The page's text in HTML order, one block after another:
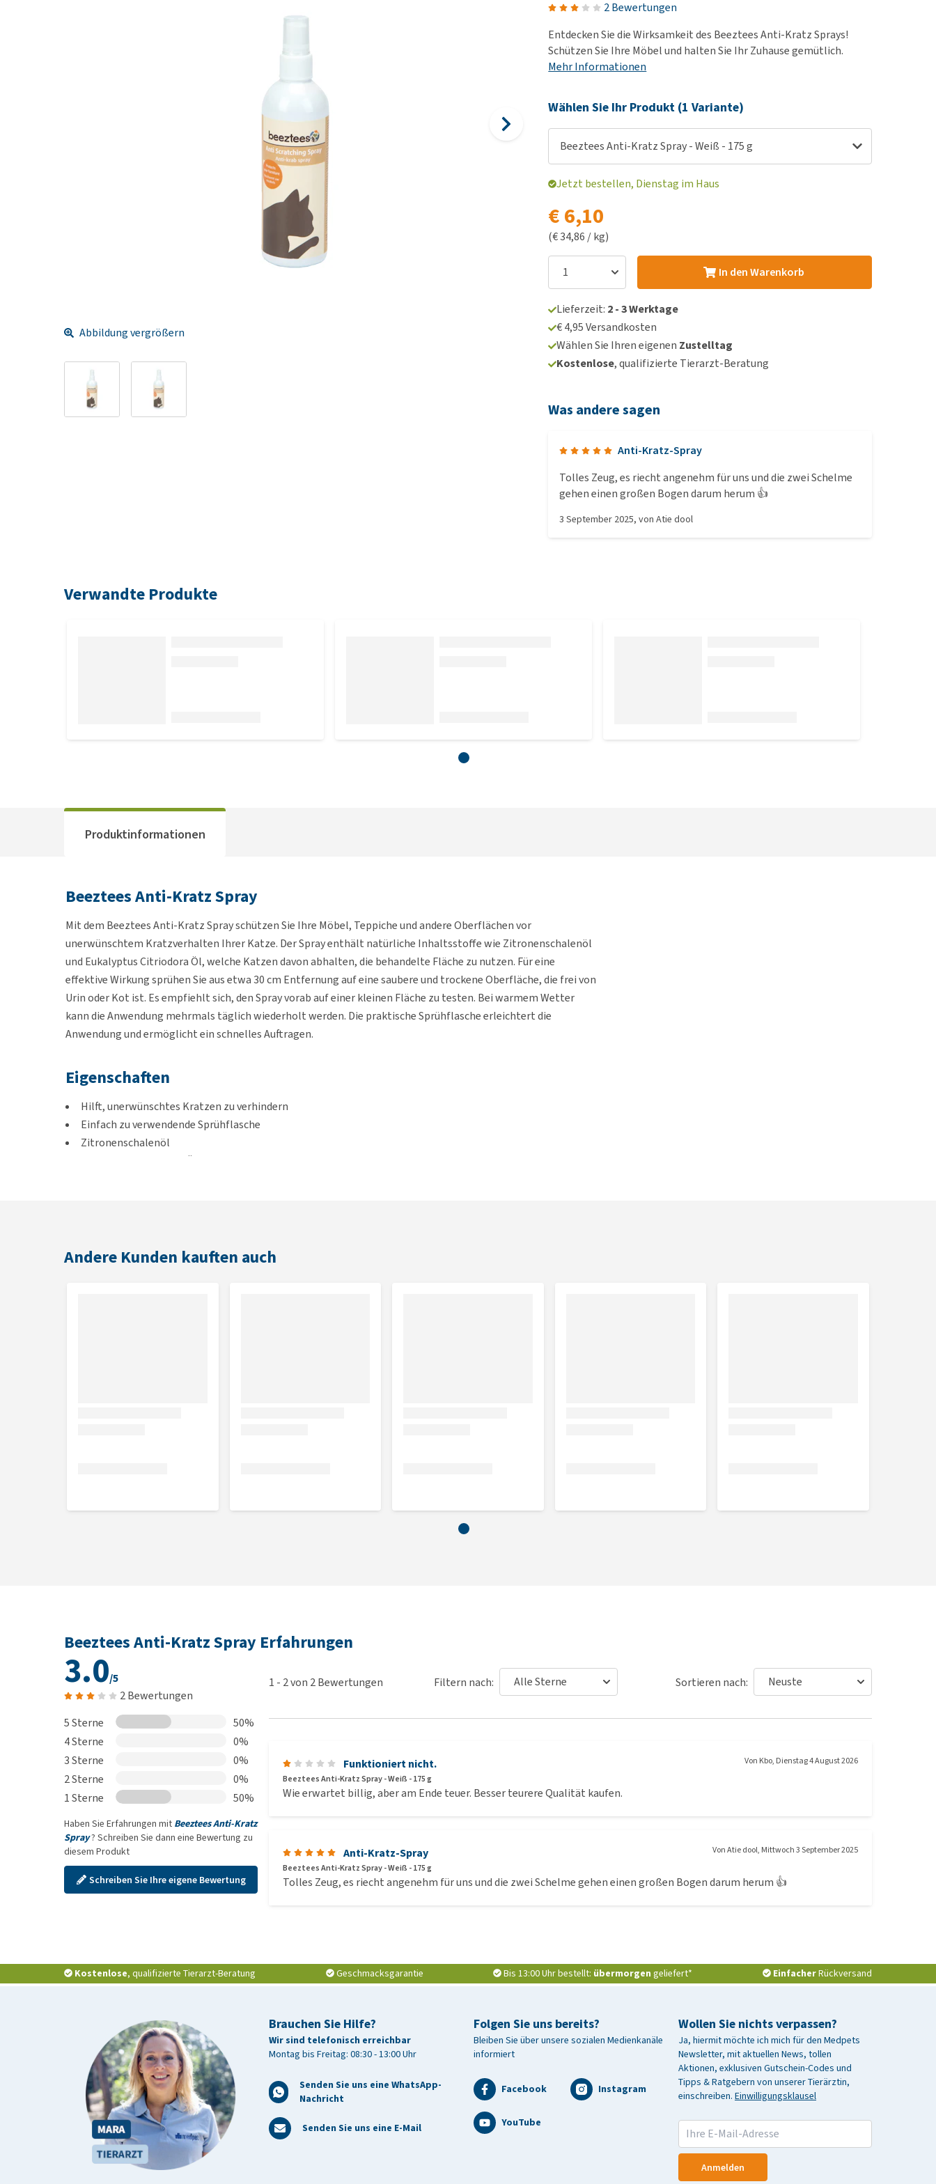
Alles ansehen
Alles ansehen
Harn-, Nieren- und
Haut-/Fellprobleme und
Juckreiz
Alles ansehen
2 Bewertungen
Entdecken Sie die Wirksamkeit des Beeztees Anti-Kratz Sprays!
Schützen Sie Ihre Möbel und halten Sie Ihr Zuhause gemütlich.
Mehr Informationen
Abbildung vergrößern
Wählen Sie Ihr Produkt (1 Variante)
Beeztees Anti-Kratz Spray - Weiß - 175 g
Jetzt bestellen, Dienstag im Haus
€ 6,10
(€ 34,86 / kg)
In den Warenkorb
Lieferzeit: 2 - 3 Werktage
€ 4,95 Versandkosten
Wählen Sie Ihren eigenen Zustelltag
Kostenlose, qualifizierte Tierarzt-Beratung
Was andere sagen
Anti-Kratz-Spray
Tolles Zeug, es riecht angenehm für uns und die zwei Schelme
gehen einen großen Bogen darum herum 👍
3 September 2025, vonAtie dool
Verwandte Produkte
Produktinformationen
Beeztees Anti-Kratz Spray
Mit dem Beeztees Anti-Kratz Spray schützen Sie Ihre Möbel, Teppiche und andere Oberflächen vor
unerwünschtem Kratzverhalten Ihrer Katze. Der Spray enthält natürliche Inhaltsstoffe wie Zitronenschalenöl
und Eukalyptus Citriodora Öl, welche Katzen davon abhalten, die behandelte Fläche zu nutzen. Für eine
effektive Wirkung sprühen Sie aus etwa 30 cm Entfernung auf eine saubere und trockene Oberfläche, die frei von
Urin oder Kot ist. Es empfiehlt sich, den Spray vorab auf einer kleinen Fläche zu testen. Bei warmem Wetter
kann die Anwendung mehrmals täglich wiederholt werden. Die praktische Sprühflasche erleichtert die
Anwendung und ermöglicht ein schnelles Auftragen.
Eigenschaften
Hilft, unerwünschtes Kratzen zu verhindern
Einfach zu verwendende Sprühflasche
Zitronenschalenöl
Eukalyptus Citriodora Öl
Andere Kunden kauften auch
Beeztees Anti-Kratz Spray Erfahrungen
3.0/5
2 Bewertungen
5 Sterne
50%
4 Sterne
0%
3 Sterne
0%
2 Sterne
0%
1 Sterne
50%
Haben Sie Erfahrungen mit Beeztees Anti-Kratz
Spray? Schreiben Sie dann eine Bewertung zu
diesem Produkt
Schreiben Sie Ihre eigene Bewertung
Filtern nach: Sortieren nach:
1 - 2von 2Bewertungen
Funktioniert nicht. Von Kbo, Dienstag 4 August 2026
Beeztees Anti-Kratz Spray - Weiß - 175 g
Wie erwartet billig, aber am Ende teuer. Besser teurere Qualität kaufen.
Anti-Kratz-Spray VonAtie dool, Mittwoch 3 September 2025
Beeztees Anti-Kratz Spray - Weiß - 175 g
Tolles Zeug, es riecht angenehm für uns und die zwei Schelme gehen einen großen Bogen darum herum 👍
Kostenlose, qualifizierte Tierarzt-Beratung Geschmacksgarantie Bis 13:00 Uhr bestellt: übermorgen geliefert* EinfacherRückversand
Brauchen Sie Hilfe?
Wir sind telefonisch erreichbar
Montag bis Freitag: 08:30 - 13:00 Uhr
Senden Sie uns eine WhatsApp-
Nachricht
Senden Sie uns eine E-Mail
Wollen Sie nichts verpassen?
Ja, hiermit möchte ich mich für den Medpets
Newsletter, mit aktuellen News, tollen
Aktionen, exklusiven Gutschein-Codes und
Tipps & Ratgebern von unserer Tierärztin,
einschreiben. Einwilligungsklausel
Anmelden
Folgen Sie uns bereits?
Bleiben Sie über unsere sozialen Medienkanäle
informiert
Facebook Instagram
YouTube